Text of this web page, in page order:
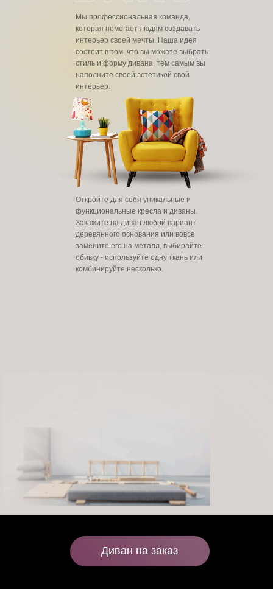
Откройте для себя уникальные и
функциональные кресла и диваны.
Закажите на диван любой вариант
деревянного основания или вовсе
замените его на металл, выбирайте
обивку - используйте одну ткань или
комбинируйте несколько.
Мы профессиональная команда,
которая помогает людям создавать
интерьер своей мечты. Наша идея
состоит в том, что вы можете выбрать
стиль и форму дивана, тем самым вы
наполните своей эстетикой свой
интерьер.
Диван на заказ